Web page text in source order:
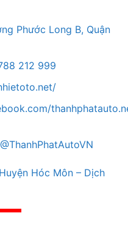
Phước Long B, Quận
212 999
Hóc Môn – Dịch